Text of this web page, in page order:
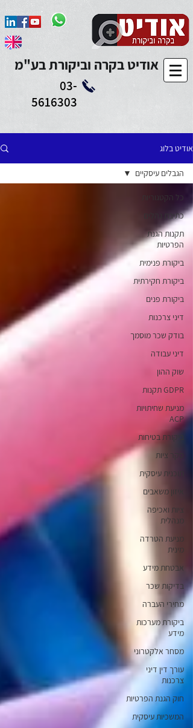
Add to Calendar
אודיט בקרה וביקורת בע"מ
03-
5616303
אודיט בלוג
כל הקטגוריות
כתיבת נהלים
תקנות הגנת
הפרטיות
ביקורת פנימית
ביקורת חקירתית
ביקורת פנים
דיני צרכנות
בודק שכר מוסמך
דיני עבודה
שוק ההון
GDPR תקנות
מניעת שחיתויות
ACP
ביקורת בטיחות
סקר ציות
תוכנית עיסקית
איזון משאבים
ציות ואכיפה
מנהלית
מניעת הטרדה
מינית
אבטחת מידע
בדיקות שכר
מחירי העברה
ביקורת מערכות
מידע
מסחר אלקטרוני
עורך דין דיני
צרכנות
חוק הגנת הפרטיות
המשכיות עיסקית
הגבלים עיסקיים